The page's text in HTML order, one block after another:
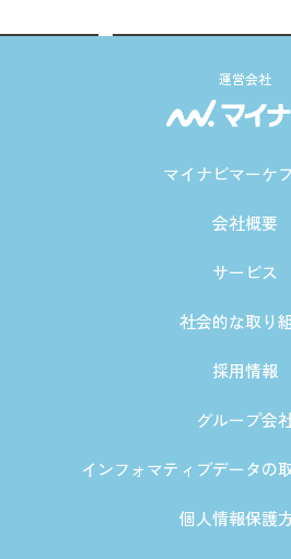
運営会社
マイナビマーケ
会社概要
サービス
社会的な取り
採用情報
グループ会
インフォマティブデータの
個人情報保護